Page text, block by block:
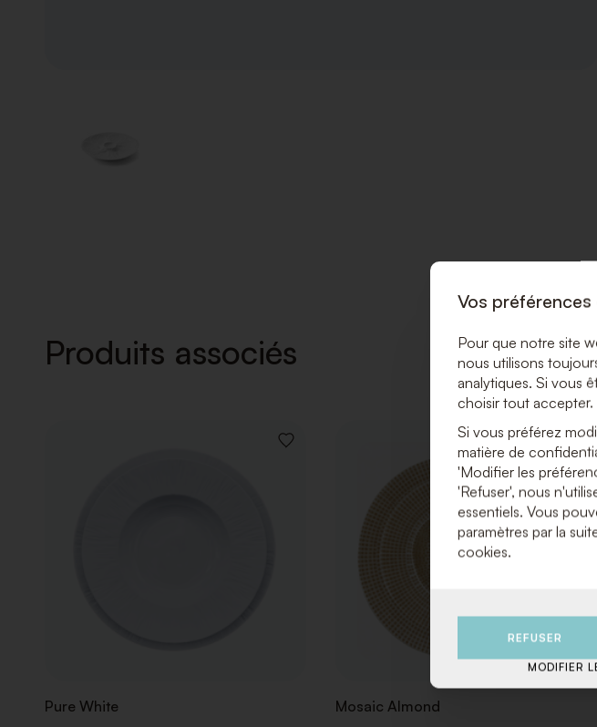
Produits associés
AJOUTER
Pure White
À
LA
DE
Mosaic Almond
Vos
Pour que notre site
nous utilisons
analytiques. Si vous
choisir tout accepter.
Si vous préférez
matière de
'Modifier les
'Refuser', nous
essentiels. Vous
paramètres par la
cookies.
REFUSER
MODIFIER